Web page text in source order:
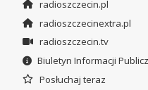
radioszczecin.pl
radioszczecinextra.pl
radioszczecin.tv
Biuletyn Informacji
Posłuchaj teraz